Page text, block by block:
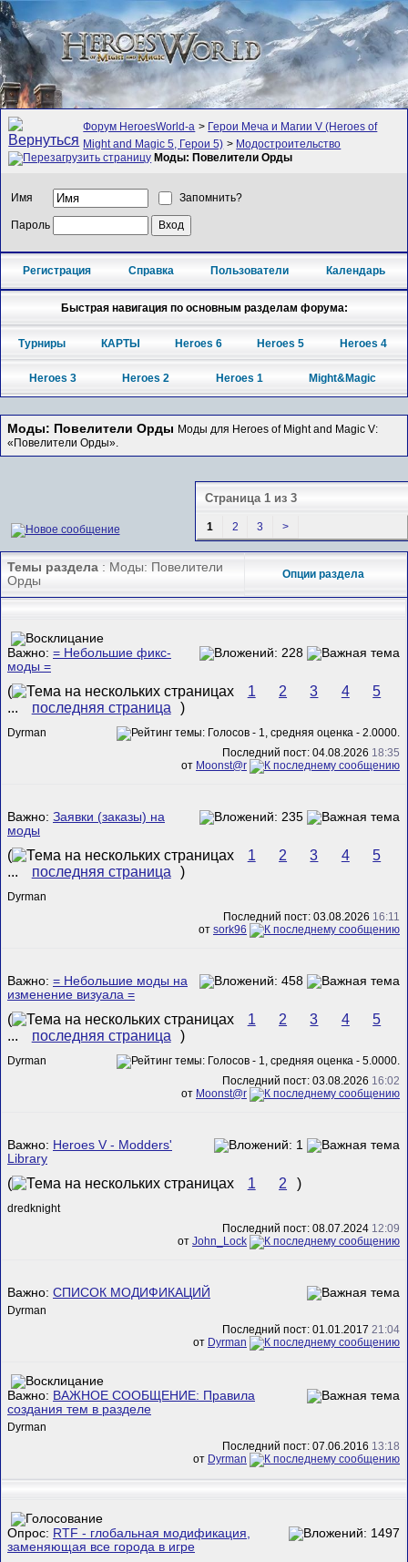
Форум HeroesWorld-а > Герои Меча и Магии V (Heroes of
Might and Magic 5, Герои 5) > Модостроительство
Моды: Повелители Орды
Имя Запомнить?
Пароль
Регистрация Справка Пользователи Календарь
Быстрая навигация по основным разделам форума:
Турниры КАРТЫ Heroes 6 Heroes 5 Heroes 4
Heroes 3 Heroes 2 Heroes 1 Might&Magic
Моды: Повелители Орды Моды для Heroes of Might and Magic V:
«Повелители Орды».
Страница 1 из 3
1 2 3 >
Темы раздела : Моды: Повелители
Орды
Опции раздела
Важно: = Небольшие фикс-
моды =
( 1 2 3 4
5
...
последняя страница )
Dyrman
Последний пост: 04.08.2026 18:35
от Mооnst@r
Важно: Заявки (заказы) на
моды
( 1 2 3 4
5
...
последняя страница )
Dyrman
Последний пост: 03.08.2026 16:11
от sork96
Важно: = Небольшие моды на
изменение визуала =
( 1 2 3 4
5
...
последняя страница )
Dyrman
Последний пост: 03.08.2026 16:02
от Mооnst@r
Важно: Heroes V - Modders'
Library
( 1 2 )
dredknight
Последний пост: 08.07.2024 12:09
от John_Lock
Важно: СПИСОК МОДИФИКАЦИЙ
Dyrman
Последний пост: 01.01.2017 21:04
от Dyrman
Важно: ВАЖНОЕ СООБЩЕНИЕ: Правила
создания тем в разделе
Dyrman
Последний пост: 07.06.2016 13:18
от Dyrman
Опрос: RTF - глобальная модификация,
заменяющая все города в игре